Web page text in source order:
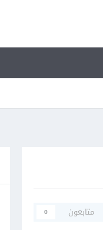
متابعون 0